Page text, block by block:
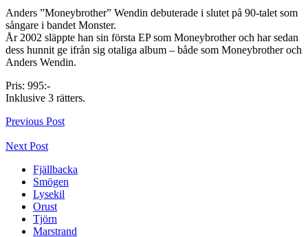
Anders ”Moneybrother” Wendin debuterade i slutet på 90-talet som
sångare i bandet Monster.
År 2002 släppte han sin första EP som Moneybrother och har sedan
dess hunnit ge ifrån sig otaliga album – både som Moneybrother och
Anders Wendin.
Pris: 995:-
Inklusive 3 rätters.
Previous Post
Next Post
Fjällbacka
Smögen
Lysekil
Orust
Tjörn
Marstrand